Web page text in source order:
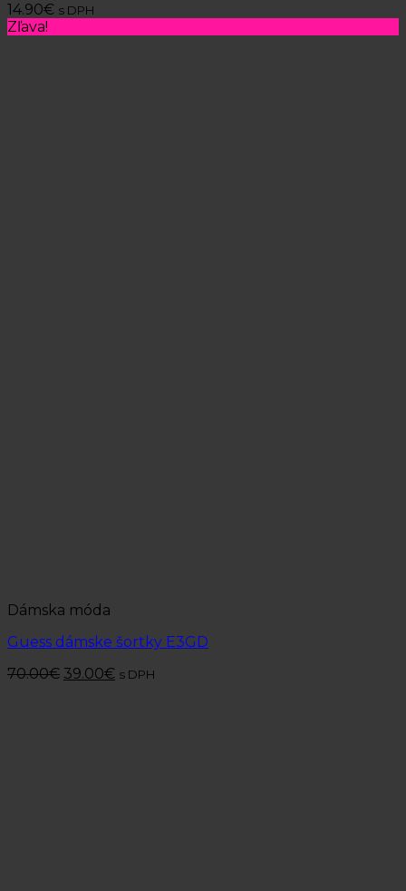
14.90€ s DPH
Zľava!
Dámska móda
Guess dámske šortky E3GD
70.00€ 39.00€ s DPH